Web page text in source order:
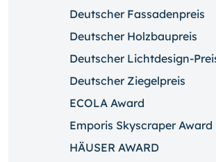
Deutscher Fassadenpreis
Deutscher Holzbaupreis
Deutscher Lichtdesign-
Deutscher Ziegelpreis
ECOLA Award
Emporis Skyscraper Award
HÄUSER AWARD